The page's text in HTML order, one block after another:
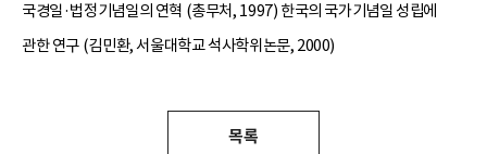
국경일·법정기념일의 연혁 (총무처, 1997) 한국의 국가기념일 성립에
관한 연구 (김민환, 서울대학교 석사학위논문, 2000)
목록